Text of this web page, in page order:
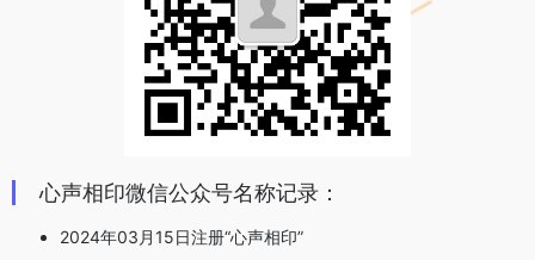
心声相印微信公众号名称记录：
2024年03月15日注册“心声相印”